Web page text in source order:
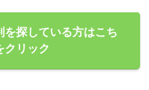
を探している方はこち
クリック